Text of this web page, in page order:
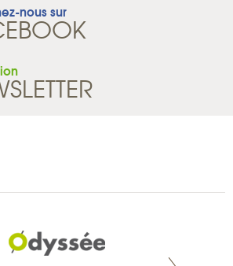
nous sur